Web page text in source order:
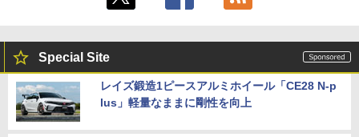
Special Site
レイズ鍛造1ピースアルミホイール「CE28 N-p
lus」軽量なままに剛性を向上